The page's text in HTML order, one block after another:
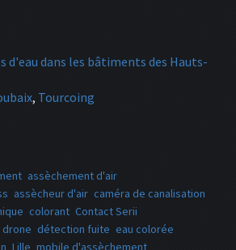
d'eau dans les bâtiments des Hauts-
, Tourcoing
assèchement d'air
assècheur d'air caméra de canalisation
colorant Contact Serii
drone détection fuite eau colorée
Lille mobile d'assèchement